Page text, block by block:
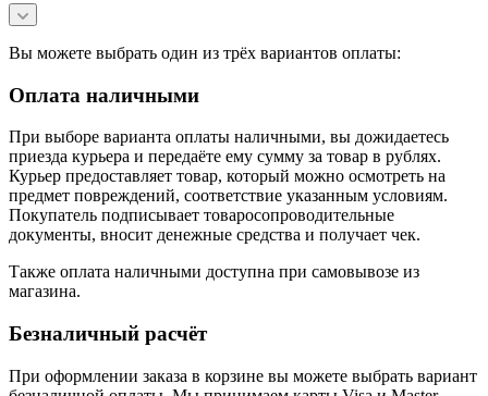
Вы можете выбрать один из трёх вариантов оплаты:
Оплата наличными
При выборе варианта оплаты наличными, вы дожидаетесь
приезда курьера и передаёте ему сумму за товар в рублях.
Курьер предоставляет товар, который можно осмотреть на
предмет повреждений, соответствие указанным условиям.
Покупатель подписывает товаросопроводительные
документы, вносит денежные средства и получает чек.
Также оплата наличными доступна при самовывозе из
магазина.
Безналичный расчёт
При оформлении заказа в корзине вы можете выбрать вариант